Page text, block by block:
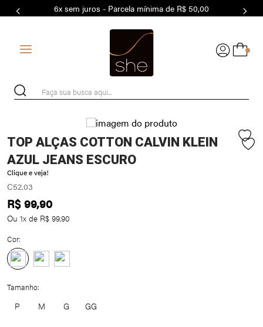
6x sem juros - Parcela mínima de R$ 50,00
0
Faça sua busca aqui...
TOP ALÇAS COTTON CALVIN KLEIN
AZUL JEANS ESCURO
Clique e veja!
C52.03
R$99,90
Ou 1x de R$ 99,90
Cor:
Tamanho
G GG
M
P
7º MODAL